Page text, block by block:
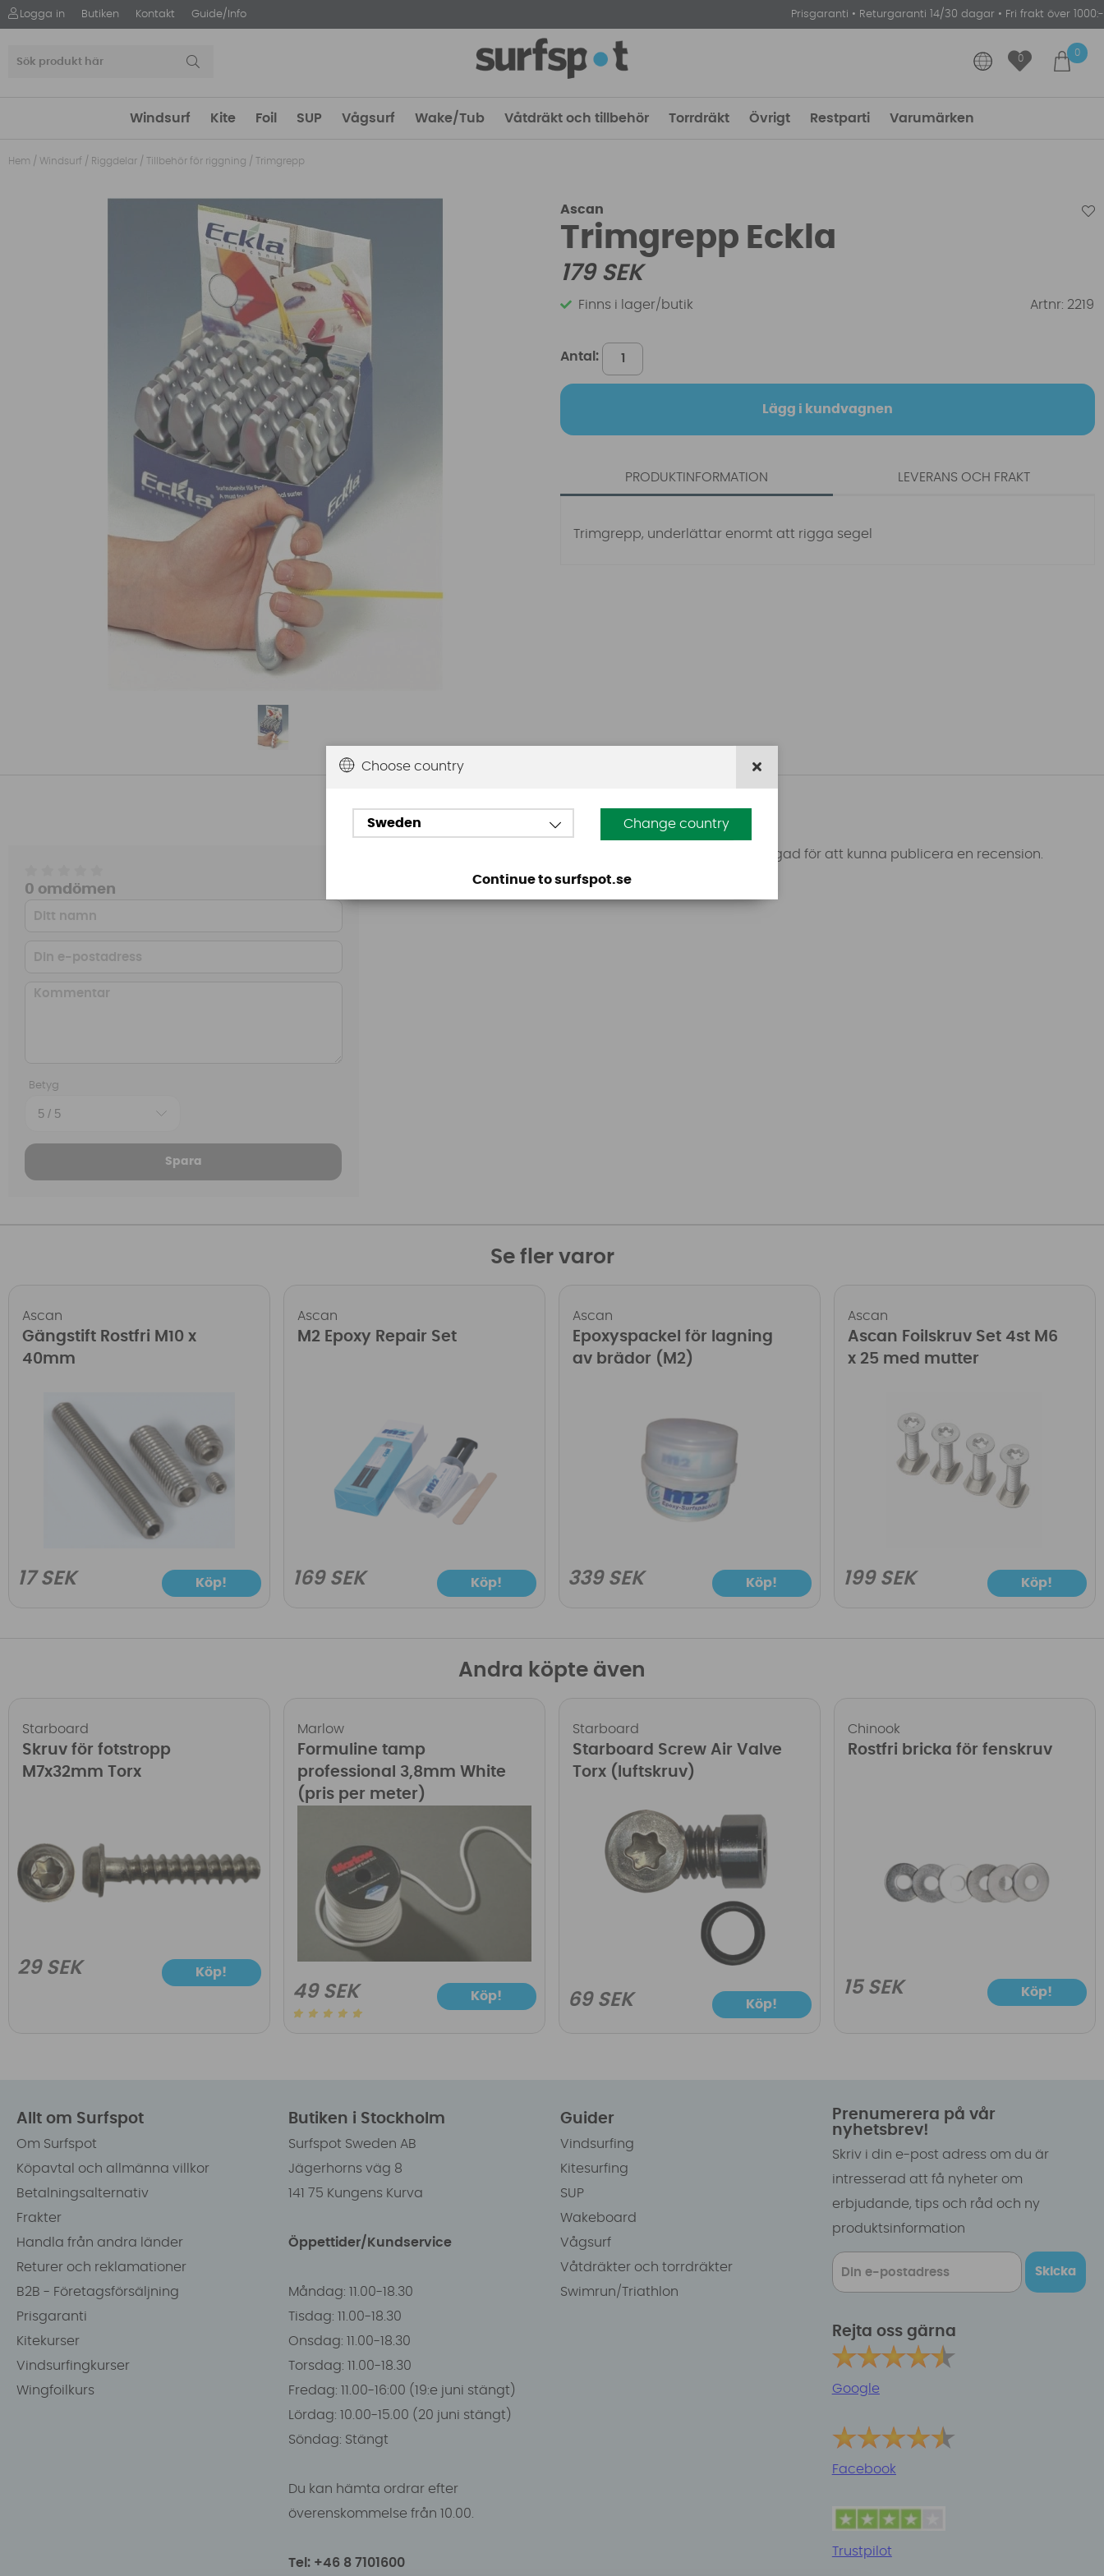
Logga in Butiken Kontakt Guide/Info Prisgaranti • Returgaranti 14/30 dagar • Fri frakt över 1000:-
0
0
Windsurf Kite Foil SUP Vågsurf Wake/Tub Våtdräkt och tillbehör Torrdräkt Övrigt Restparti Varumärken
Hem / Windsurf / Riggdelar / Tillbehör för riggning / Trimgrepp
Ascan
Trimgrepp Eckla
179SEK
Finns i lager/butik Artnr: 2219
Antal:
Lägg i kundvagnen
PRODUKTINFORMATION
Trimgrepp, underlättar enormt att rigga segel
LEVERANS OCH FRAKT
Omdömen
0 omdömen
Betyg
Spara
Den här produkten har inga recensioner. Du måste vara inloggad för att kunna publicera en recension.
Se fler varor
Ascan
Gängstift Rostfri M10 x
40mm
17 SEK Köp!
Ascan
M2 Epoxy Repair Set
169 SEK Köp!
Ascan
Epoxyspackel för lagning
av brädor (M2)
339 SEK Köp!
Ascan
Ascan Foilskruv Set 4st M6
x 25 med mutter
199 SEK Köp!
Andra köpte även
Starboard
Skruv för fotstropp
M7x32mm Torx
29 SEK Köp!
Marlow
Formuline tamp
professional 3,8mm White
(pris per meter)
49 SEK Köp!
Starboard
Starboard Screw Air Valve
Torx (luftskruv)
69 SEK Köp!
Chinook
Rostfri bricka för fenskruv
15 SEK Köp!
Allt om Surfspot
Om Surfspot
Köpavtal och allmänna villkor
Betalningsalternativ
Frakter
Handla från andra länder
Returer och reklamationer
B2B - Företagsförsäljning
Prisgaranti
Kitekurser
Vindsurfingkurser
Wingfoilkurs
Butiken i Stockholm
Surfspot Sweden AB
Jägerhorns väg 8
141 75 Kungens Kurva
Öppettider/Kundservice
Måndag: 11.00-18.30
Tisdag: 11.00-18.30
Onsdag: 11.00-18.30
Torsdag: 11.00-18.30
Fredag: 11.00-16:00 (19:e juni stängt)
Lördag: 10.00-15.00 (20 juni stängt)
Söndag: Stängt
Du kan hämta ordrar efter
överenskommelse från 10.00.
Tel: +46 8 7101600
Guider
Vindsurfing
Kitesurfing
SUP
Wakeboard
Vågsurf
Våtdräkter och torrdräkter
Swimrun/Triathlon
Prenumerera på vår
nyhetsbrev!
Skriv i din e-post adress om du är
intresserad att få nyheter om
erbjudande, tips och råd och ny
produktsinformation
Skicka
Rejta oss gärna
Google
Facebook
Trustpilot
Choose country
Sweden Change country
Continue to surfspot.se